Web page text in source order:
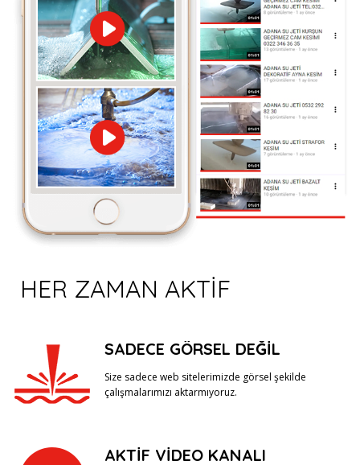
HER ZAMAN AKTİF
SADECE GÖRSEL DEĞIL
Size sadece web sitelerimizde görsel şekilde
çalışmalarımızı aktarmıyoruz.
AKTIF VIDEO KANALI